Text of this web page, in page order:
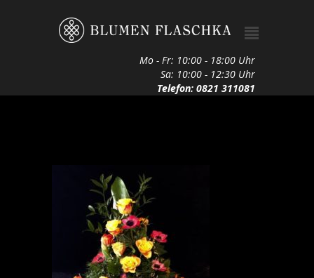
Mo - Fr: 10:00 - 18:00 Uhr
Sa: 10:00 - 12:30 Uhr
Telefon: 0821 311081